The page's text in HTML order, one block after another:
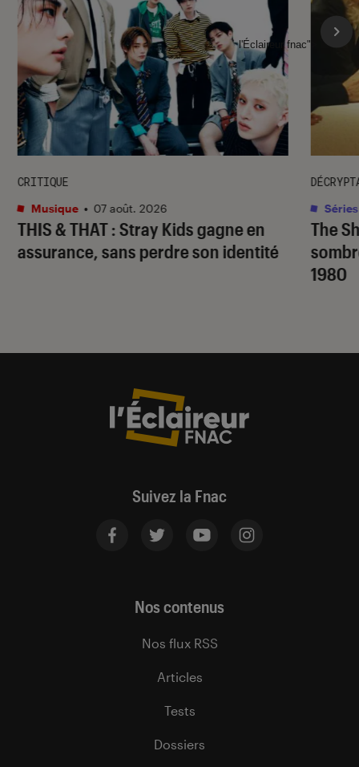
THIS & THAT: Stray Kids gagne en
assurance, sans perdre son identité
CRITIQUE
Musique • 07 août. 2026
The
1980
Séries
l'Éclaireur fnac">
Suivez la Fnac
Nos contenus
Nos flux RSS
Articles
Tests
Dossiers